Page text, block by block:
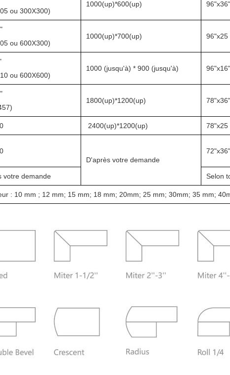
ou 300X300)
1000(up)*600(up) 96"x36"
ou 600X300)
1000(up)*700(up) 96"x25
ou 600X600)
1000 (jusqu'à) * 900 (jusqu'à) 96"x16"
1800(up)*1200(up) 78"x36"
2400(up)*1200(up) 78"x25
D'après votre demande
72"x36"
votre demande Selon
: 10 mm ; 12 mm; 15 mm; 18 mm; 20mm; 25 mm; 30mm; 35 mm;